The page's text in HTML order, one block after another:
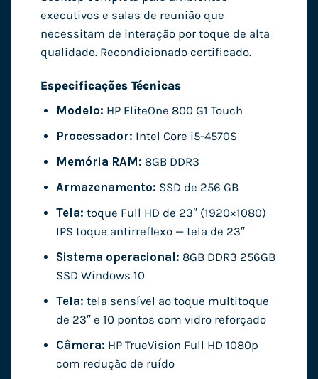
executivos e salas de reunião que
necessitam de interação por toque de alta
qualidade. Recondicionado certificado.
Especificações Técnicas
Modelo: HP EliteOne 800 G1 Touch
Processador: Intel Core i5-4570S
Memória RAM: 8GB DDR3
Armazenamento: SSD de 256 GB
Tela: toque Full HD de 23″ (1920×1080)
IPS toque antirreflexo — tela de 23″
Sistema operacional: 8GB DDR3 256GB
SSD Windows 10
Tela: tela sensível ao toque multitoque
de 23″ e 10 pontos com vidro reforçado
Câmera: HP TrueVision Full HD 1080p
com redução de ruído